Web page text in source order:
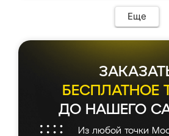
Еще
БЕСПЛАТНОЕ
ДО НАШЕГО
Из любой точки